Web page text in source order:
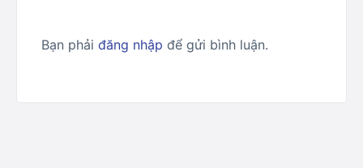
Bạn phải đăng nhập để gửi bình luận.